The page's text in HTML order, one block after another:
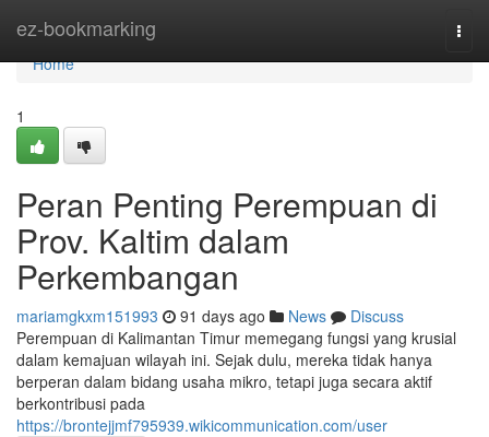
ez-bookmarking
Home
Home
1
Peran Penting Perempuan di
Prov. Kaltim dalam
Perkembangan
mariamgkxm151993 91 days ago News
Discuss
Perempuan di Kalimantan Timur memegang fungsi yang krusial
dalam kemajuan wilayah ini. Sejak dulu, mereka tidak hanya
berperan dalam bidang usaha mikro, tetapi juga secara aktif
berkontribusi pada
https://brontejjmf795939.wikicommunication.com/user